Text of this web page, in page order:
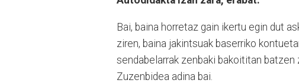
Bai, baina horretaz gain ikertu egin dut
ziren, baina jakintsuak baserriko
sendabelarrak zenbaki bakoititan
Zuzenbidea adina bai.